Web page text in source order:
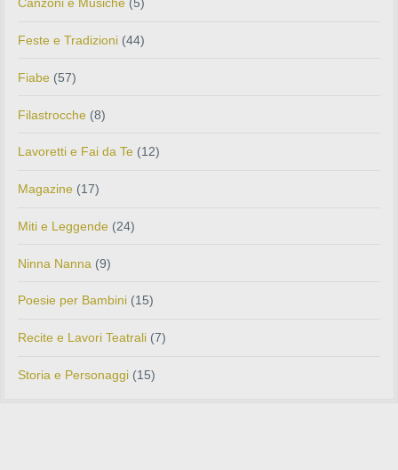
Canzoni e Musiche (5)
Feste e Tradizioni (44)
Fiabe (57)
Filastrocche (8)
Lavoretti e Fai da Te (12)
Magazine (17)
Miti e Leggende (24)
Ninna Nanna (9)
Poesie per Bambini (15)
Recite e Lavori Teatrali (7)
Storia e Personaggi (15)